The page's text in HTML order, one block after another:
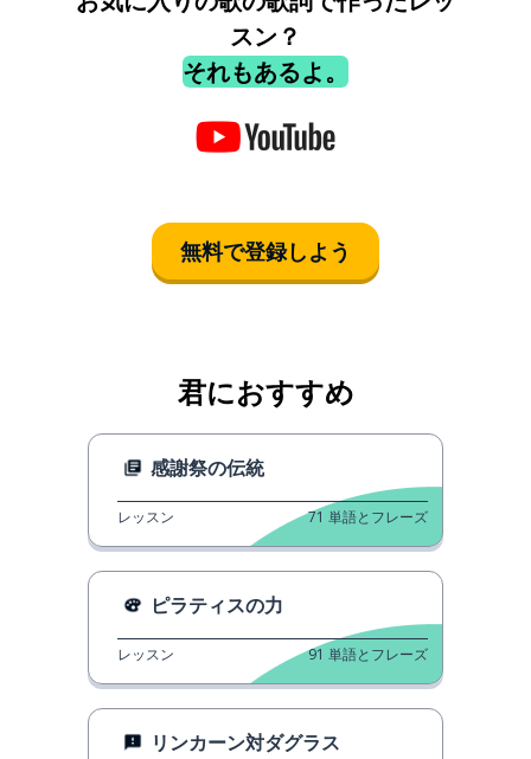
スン？
それもあるよ。
無料で登録しよう
君におすすめ
感謝祭の伝統
レッスン 71 単語とフレーズ
ピラティスの力
レッスン 91 単語とフレーズ
リンカーン対ダグラス